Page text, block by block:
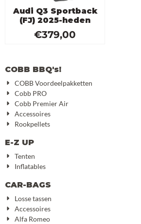
Audi Q3 Sportback
(FJ) 2025-heden
€379,00
COBB BBQ's!
COBB Voordeelpakketten
Cobb PRO
Cobb Premier Air
Accessoires
Rookpellets
E-Z UP
Tenten
Inflatables
CAR-BAGS
Losse tassen
Accessoires
Alfa Romeo